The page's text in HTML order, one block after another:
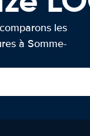
les
à Somme-